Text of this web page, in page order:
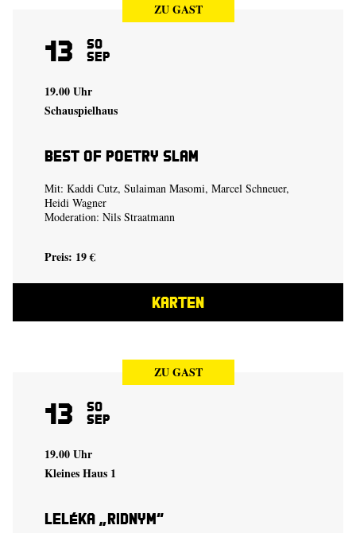
ZU GAST
13 So
Sep
19.00 Uhr
Schauspielhaus
Best of Poetry Slam
Mit: Kaddi Cutz, Sulaiman Masomi, Marcel Schneuer,
Heidi Wagner
Moderation: Nils Straatmann
Preis: 19 €
KARTEN
ZU GAST
13 So
Sep
19.00 Uhr
Kleines Haus 1
Leléka „Ridnym“